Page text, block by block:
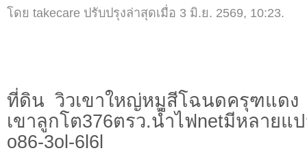
โดย takecare ปรับปรุงล่าสุดเมื่อ 3 มิ.ย. 2569, 10:23.
ที่ดิน วิวเขาใหญ่หมูสีโฉนดครุฑแดง
เขาลูกโต376ตรว.น้ำไฟnetมีหลายแ
o86-3ol-6l6l